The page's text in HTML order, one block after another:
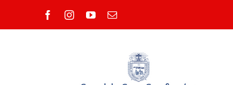
FacebookInstagramYouTube
E-